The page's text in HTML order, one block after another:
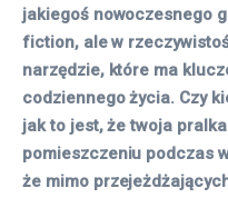
jakiegoś nowoczesnego
fiction, ale w
narzędzie, które ma
codziennego życia. Czy
jak to jest, że twoja
pomieszczeniu podczas
że mimo